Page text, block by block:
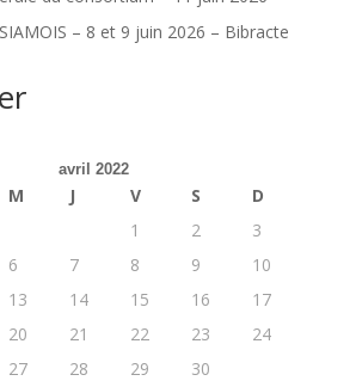
– 8 et 9 juin 2026 – Bibracte
avril 2022
M J V S
D
1
2
3
6 7 8 9
10
13 14 15 16
17
20 21 22 23
24
27 28 29
30